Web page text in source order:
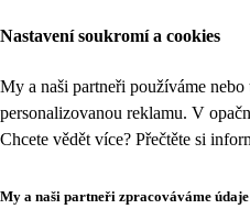
Nastavení soukromí a cookies
My a naši partneři používáme
personalizovanou reklamu. V
Chcete vědět více? Přečtěte si
My a naši partneři zpracováváme